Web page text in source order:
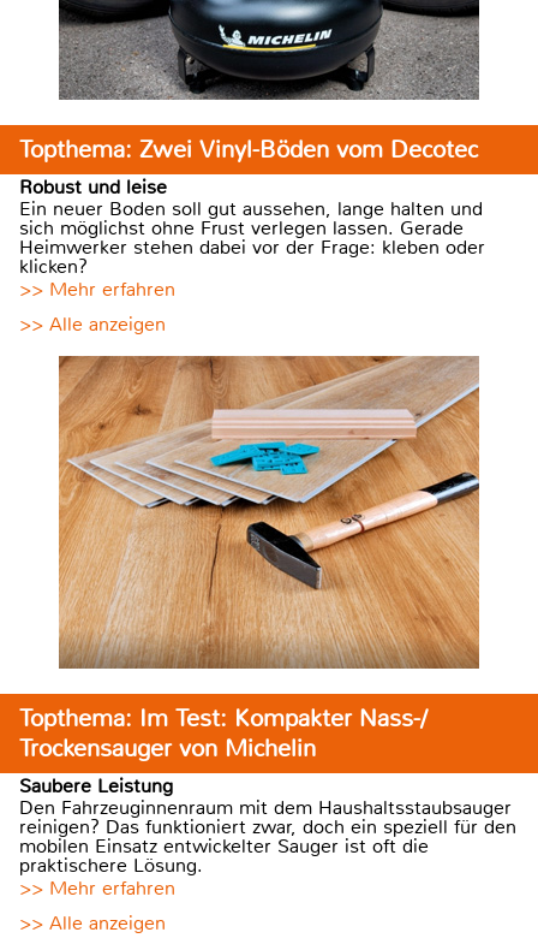
Topthema: Zwei Vinyl-Böden vom Decotec
Robust und leise
Ein neuer Boden soll gut aussehen, lange halten und
sich möglichst ohne Frust verlegen lassen. Gerade
Heimwerker stehen dabei vor der Frage: kleben oder
klicken?
>> Mehr erfahren
>> Alle anzeigen
Topthema: Im Test: Kompakter Nass-/
Trockensauger von Michelin
Saubere Leistung
Den Fahrzeuginnenraum mit dem Haushaltsstaubsauger
reinigen? Das funktioniert zwar, doch ein speziell für den
mobilen Einsatz entwickelter Sauger ist oft die
praktischere Lösung.
>> Mehr erfahren
>> Alle anzeigen